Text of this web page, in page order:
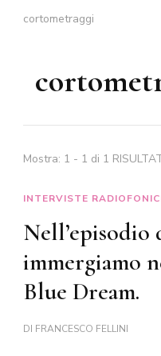
cortometraggi
Mostra: 1 - 1 di 1
INTERVISTE
Nell’episodio
immergiamo
Blue Dream.
DI FRANCESCO FELLINI